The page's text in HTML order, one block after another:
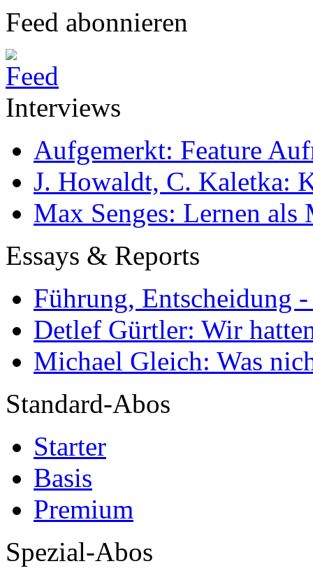
Feed abonnieren
Interviews
Aufgemerkt: Feature
J. Howaldt, C. Kaletka:
Max Senges: Lernen als
Essays & Reports
Führung, Entscheidung
Detlef Gürtler: Wir
Michael Gleich: Was
Standard-Abos
Starter
Basis
Premium
Spezial-Abos